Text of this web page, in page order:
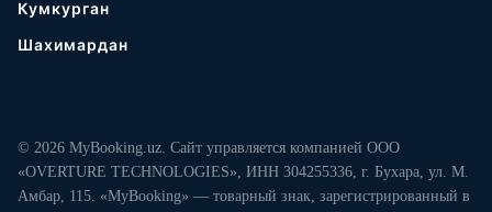
Кумкурган
Шахимардан
© 2026 MyBooking.uz. Сайт управляется компанией ООО
«OVERTURE TECHNOLOGIES», ИНН 304255336, г. Бухара, ул. М.
Амбар, 115. «MyBooking» — товарный знак, зарегистрированный в